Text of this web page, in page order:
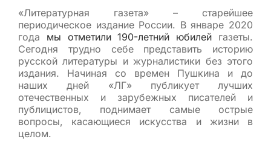
«Литературная газета» – старейшее
периодическое издание России. В январе 2020
года мы отметили 190-летний юбилей газеты.
Сегодня трудно себе представить историю
русской литературы и журналистики без этого
издания. Начиная со времен Пушкина и до
наших дней «ЛГ» публикует лучших
отечественных и зарубежных писателей и
публицистов, поднимает самые острые
вопросы, касающиеся искусства и жизни в
целом.